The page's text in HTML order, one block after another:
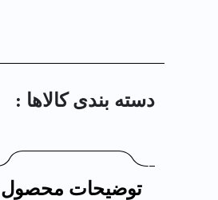
دسته بندی کالا‌ها :
توضیحات محصول